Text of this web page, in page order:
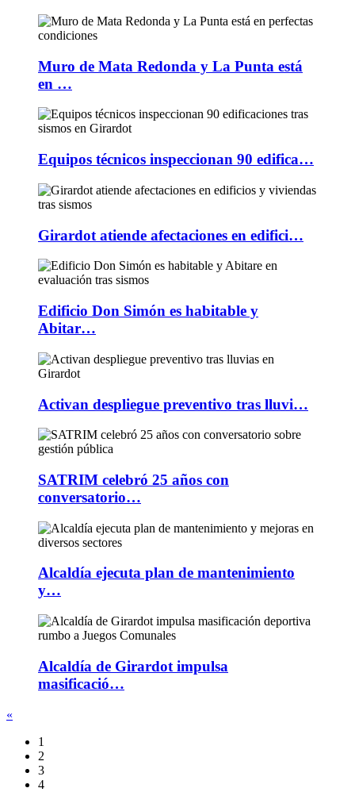
Muro de Mata Redonda y La Punta está
en …
Equipos técnicos inspeccionan 90 edifica…
Girardot atiende afectaciones en edifici…
Edificio Don Simón es habitable y
Abitar…
Activan despliegue preventivo tras lluvi…
SATRIM celebró 25 años con
conversatorio…
Alcaldía ejecuta plan de mantenimiento
y…
Alcaldía de Girardot impulsa
masificació…
«
1
2
3
4